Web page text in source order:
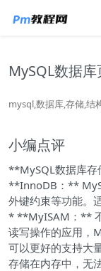
MySQL数据
mysql,数据库,存储,结
小编点评
**MySQL数据库
**InnoDB：**
外键约束等功能。
* **MyISAM：**
读写操作的应用，
可以更好的支持大
存储在内存中，无